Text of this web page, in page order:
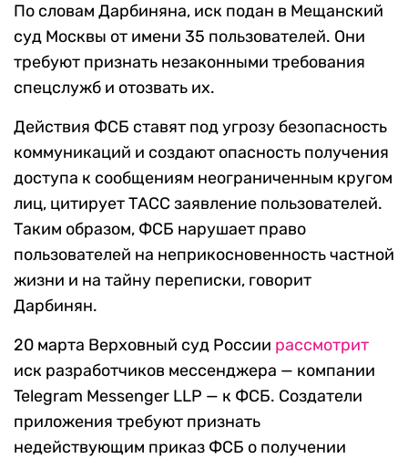
По словам Дарбиняна, иск подан в Мещанский
суд Москвы от имени 35 пользователей. Они
требуют признать незаконными требования
спецслужб и отозвать их.
Действия ФСБ ставят под угрозу безопасность
коммуникаций и создают опасность получения
доступа к сообщениям неограниченным кругом
лиц, цитирует ТАСС заявление пользователей.
Таким образом, ФСБ нарушает право
пользователей на неприкосновенность частной
жизни и на тайну переписки, говорит
Дарбинян.
20 марта Верховный суд России рассмотрит
иск разработчиков мессенджера — компании
Telegram Messenger LLP — к ФСБ. Создатели
приложения требуют признать
недействующим приказ ФСБ о получении